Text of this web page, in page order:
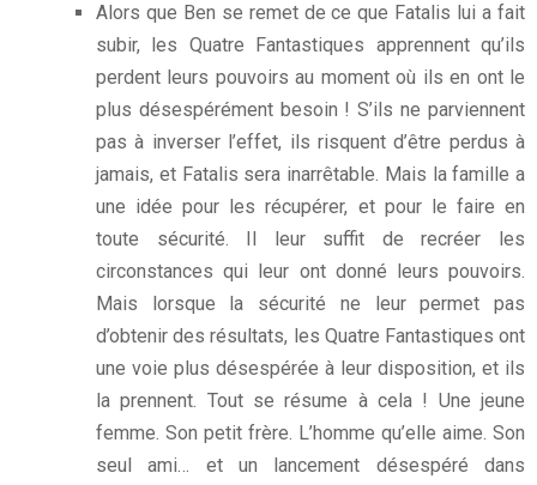
Alors que Ben se remet de ce que Fatalis lui a fait
subir, les Quatre Fantastiques apprennent qu’ils
perdent leurs pouvoirs au moment où ils en ont le
plus désespérément besoin ! S’ils ne parviennent
pas à inverser l’effet, ils risquent d’être perdus à
jamais, et Fatalis sera inarrêtable. Mais la famille a
une idée pour les récupérer, et pour le faire en
toute sécurité. Il leur suffit de recréer les
circonstances qui leur ont donné leurs pouvoirs.
Mais lorsque la sécurité ne leur permet pas
d’obtenir des résultats, les Quatre Fantastiques ont
une voie plus désespérée à leur disposition, et ils
la prennent. Tout se résume à cela ! Une jeune
femme. Son petit frère. L’homme qu’elle aime. Son
seul ami… et un lancement désespéré dans